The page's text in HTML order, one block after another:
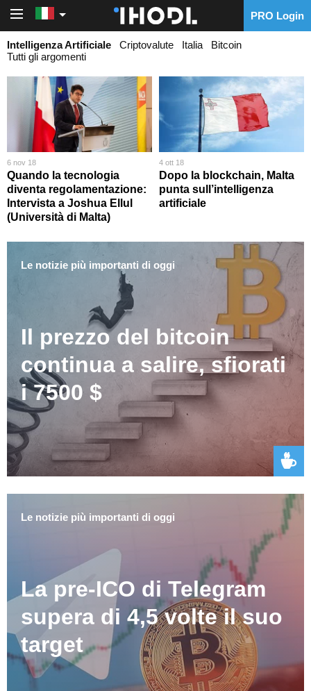
PRO Login
Intelligenza Artificiale
Criptovalute Italia
Bitcoin
Tutti gli argomenti
6 nov 18
Quando la tecnologia
diventa regolamentazione:
Intervista a Joshua Ellul
(Università di Malta)
4 ott 18
Dopo la blockchain, Malta
punta sull’intelligenza
artificiale
Le notizie più importanti di oggi
Il prezzo del bitcoin
continua a salire, sfiorati
i 7500 $
Le notizie più importanti di oggi
La pre-ICO di Telegram
supera di 4,5 volte il suo
target